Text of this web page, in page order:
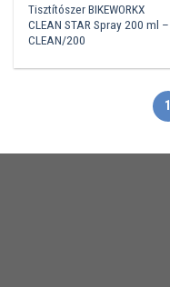
Tisztítószer BIKEWORKX
CLEAN STAR Spray 200 ml –
CLEAN/200
1